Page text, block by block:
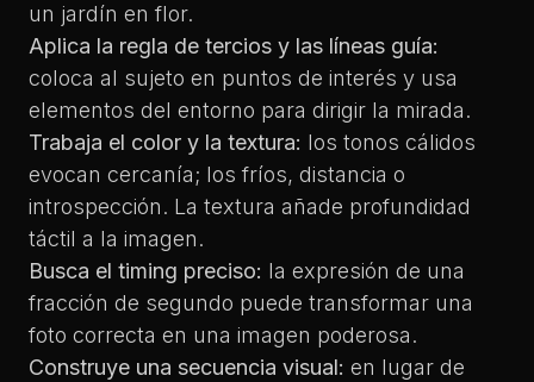
un jardín en flor.
Aplica la regla de tercios y las líneas guía:
coloca al sujeto en puntos de interés y usa
elementos del entorno para dirigir la mirada.
Trabaja el color y la textura: los tonos cálidos
evocan cercanía; los fríos, distancia o
introspección. La textura añade profundidad
táctil a la imagen.
Busca el timing preciso: la expresión de una
fracción de segundo puede transformar una
foto correcta en una imagen poderosa.
Construye una secuencia visual: en lugar de